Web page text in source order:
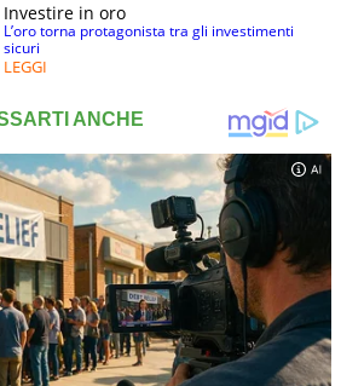
Investire in oro
L’oro torna protagonista tra gli investimenti
sicuri
LEGGI